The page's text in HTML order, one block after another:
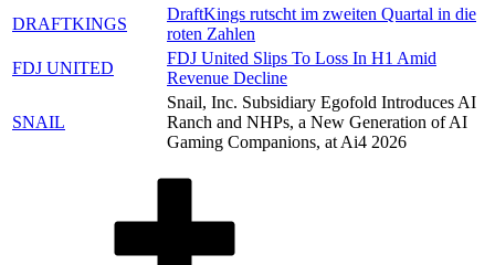
DRAFTKINGS
DraftKings rutscht im zweiten Quartal in die
roten Zahlen
FDJ UNITED
FDJ United Slips To Loss In H1 Amid
Revenue Decline
SNAIL
Snail, Inc. Subsidiary Egofold Introduces AI
Ranch and NHPs, a New Generation of AI
Gaming Companions, at Ai4 2026